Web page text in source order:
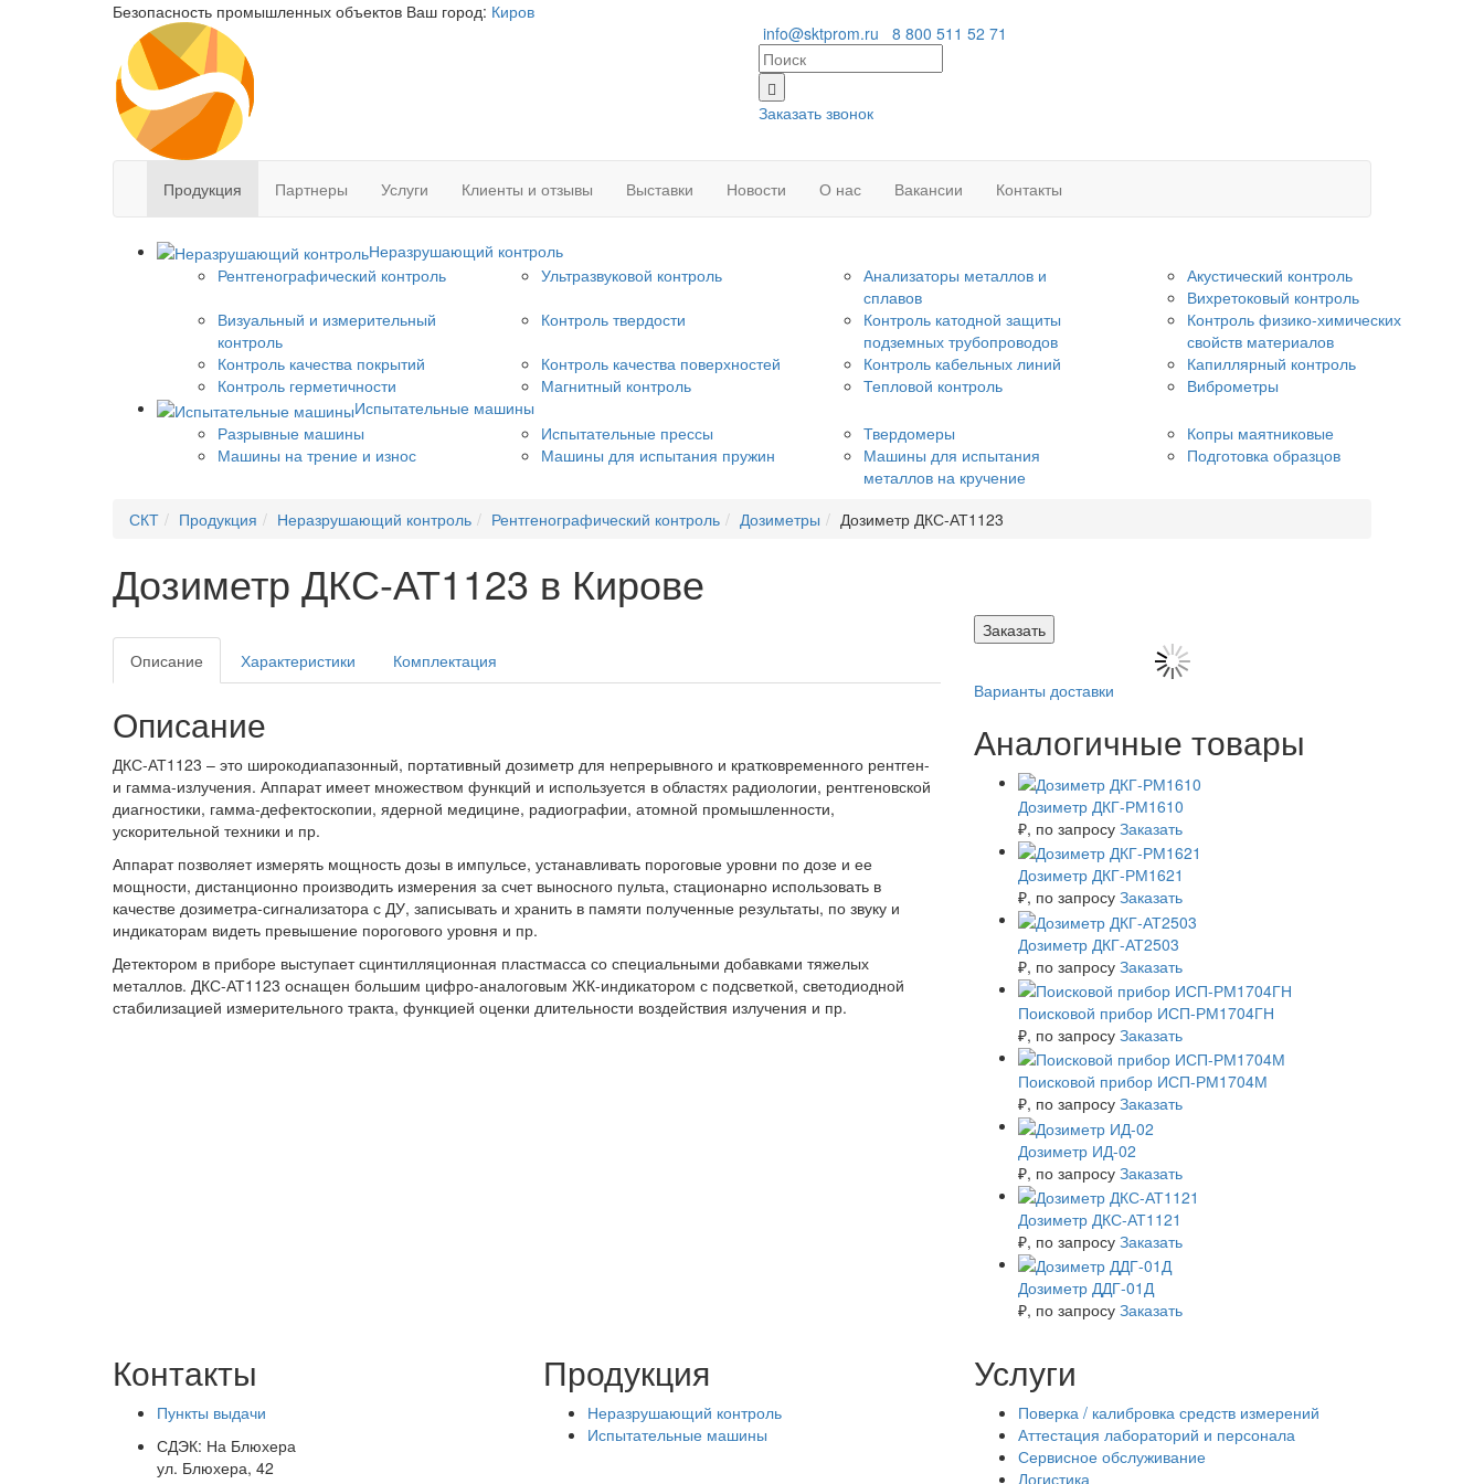
Безопасность промышленных объектов Ваш город: Киров
info@sktprom.ru
8 800 511 52 71
Заказать звонок
Продукция Партнеры Услуги Клиенты и отзывы Выставки Новости О нас Вакансии Контакты
Неразрушающий контроль
Рентгенографический контроль
Ультразвуковой контроль
Анализаторы металлов и
сплавов
Акустический контроль
Вихретоковый контроль
Визуальный и измерительный
контроль
Контроль твердости
Контроль катодной защиты
подземных трубопроводов
Контроль физико-химических
свойств материалов
Контроль качества покрытий
Контроль качества поверхностей Контроль кабельных линий
Капиллярный контроль
Контроль герметичности
Магнитный контроль Тепловой контроль
Виброметры
Испытательные машины
Разрывные машины
Испытательные прессы Твердомеры
Копры маятниковые
Машины на трение и износ
Машины для испытания пружин
Машины для испытания
металлов на кручение
Подготовка образцов
СКТ Продукция Неразрушающий контроль Рентгенографический контроль Дозиметры Дозиметр ДКС-АТ1123
Дозиметр ДКС-АТ1123 в Кирове
Описание Характеристики Комплектация
Описание
ДКС-АТ1123 – это широкодиапазонный, портативный дозиметр для непрерывного и кратковременного рентген-
и гамма-излучения. Аппарат имеет множеством функций и используется в областях радиологии, рентгеновской
диагностики, гамма-дефектоскопии, ядерной медицине, радиографии, атомной промышленности,
ускорительной техники и пр.
Аппарат позволяет измерять мощность дозы в импульсе, устанавливать пороговые уровни по дозе и ее
мощности, дистанционно производить измерения за счет выносного пульта, стационарно использовать в
качестве дозиметра-сигнализатора с ДУ, записывать и хранить в памяти полученные результаты, по звуку и
индикаторам видеть превышение порогового уровня и пр.
Детектором в приборе выступает сцинтилляционная пластмасса со специальными добавками тяжелых
металлов. ДКС-АТ1123 оснащен большим цифро-аналоговым ЖК-индикатором с подсветкой, светодиодной
стабилизацией измерительного тракта, функцией оценки длительности воздействия излучения и пр.
Заказать
Варианты доставки
Аналогичные товары
Дозиметр ДКГ-РМ1610
₽, по запросу Заказать
Дозиметр ДКГ-РМ1621
₽, по запросу Заказать
Дозиметр ДКГ-АТ2503
₽, по запросу Заказать
Поисковой прибор ИСП-РМ1704ГН
₽, по запросу Заказать
Поисковой прибор ИСП-РМ1704М
₽, по запросу Заказать
Дозиметр ИД-02
₽, по запросу Заказать
Дозиметр ДКС-АТ1121
₽, по запросу Заказать
Дозиметр ДДГ-01Д
₽, по запросу Заказать
Контакты
Пункты выдачи
СДЭК: На Блюхера
ул. Блюхера, 42
Продукция
Неразрушающий контроль
Испытательные машины
Услуги
Поверка / калибровка средств измерений
Аттестация лабораторий и персонала
Сервисное обслуживание
Логистика